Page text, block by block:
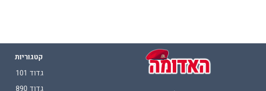
קטגוריות
גדוד 101
גדוד 890